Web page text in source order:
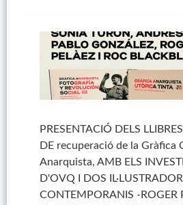
PRESENTACIÓ DELS
DE recuperació de la Gràfica
Anarquista, AMB ELS
D'OVQ I DOS
CONTEMPORANIS -ROGER